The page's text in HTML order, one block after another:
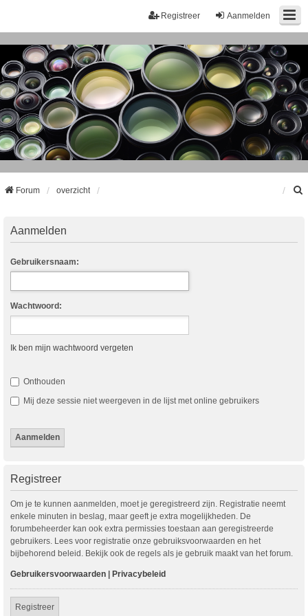
Aanmelden
Registreer
Forum overzicht
Aanmelden
Gebruikersnaam:
Wachtwoord:
Ik ben mijn wachtwoord vergeten
Onthouden
Mij deze sessie niet weergeven in de lijst met online gebruikers
Registreer
Om je te kunnen aanmelden, moet je geregistreerd zijn. Registratie neemt
enkele minuten in beslag, maar geeft je extra mogelijkheden. De
forumbeheerder kan ook extra permissies toestaan aan geregistreerde
gebruikers. Lees voor registratie onze gebruiksvoorwaarden en het
bijbehorend beleid. Bekijk ook de regels als je gebruik maakt van het forum.
Gebruikersvoorwaarden | Privacybeleid
Registreer